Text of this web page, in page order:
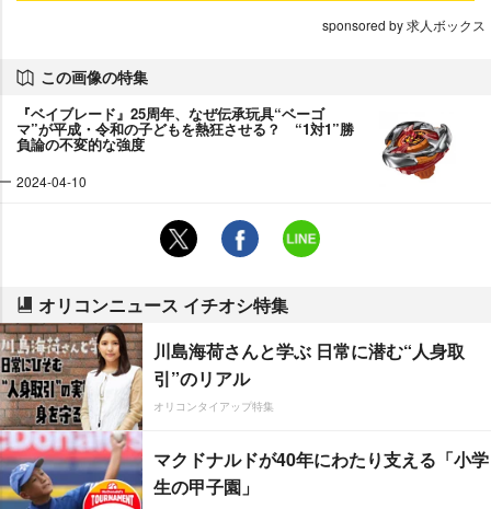
sponsored by 求人ボックス
この画像の特集
『ベイブレード』25周年、なぜ伝承玩具“ベーゴ
マ”が平成・令和の子どもを熱狂させる？ “1対1”勝
負論の不変的な強度
2024-04-10
オリコンニュース イチオシ特集
川島海荷さんと学ぶ 日常に潜む“人身取
引”のリアル
オリコンタイアップ特集
マクドナルドが40年にわたり支える「小学
生の甲子園」